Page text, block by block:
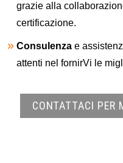
grazie alla
certificazione.
Consulenza e
attenti nel fornirVi le
CONTATTACI PER